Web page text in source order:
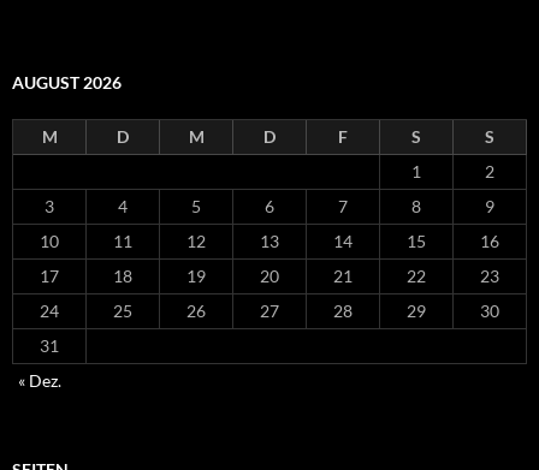
AUGUST 2026
M D M D F S
S
1
2
3
4 5 6 7 8
9
10
11 12 13 14 15
16
17
18 19 20 21 22
23
24
25 26 27 28 29
30
31
« Dez.